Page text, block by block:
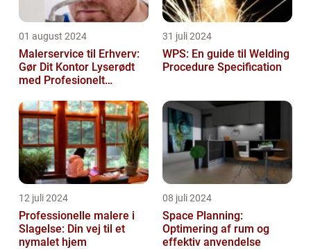
01 august 2024
Malerservice til Erhverv:
Gør Dit Kontor Lyserødt
med Profesionelt
31 juli 2024
WPS: En guide til Welding
Procedure Specification
12 juli 2024
Professionelle malere i
Slagelse: Din vej til et
nymalet hjem
08 juli 2024
Space Planning:
Optimering af rum og
effektiv anvendelse